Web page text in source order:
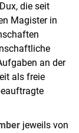
die seit
Magister in
an der
als freie
jeweils von